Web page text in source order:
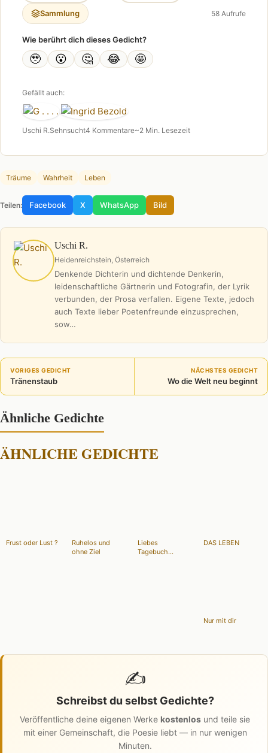
Sammlung 58 Aufrufe
Wie berührt dich dieses Gedicht?
🥹 😮 🤔 😂 🤩
Gefällt auch:
Uschi R.Sehnsucht4 Kommentare~2 Min. Lesezeit
Träume Wahrheit Leben
Teilen: Facebook X WhatsApp Bild
Uschi R.
Heidenreichstein, Österreich
Denkende Dichterin und dichtende Denkerin,
leidenschaftliche Gärtnerin und Fotografin, der Lyrik
verbunden, der Prosa verfallen. Eigene Texte, jedoch
auch Texte lieber Poetenfreunde einzusprechen,
sow…
VORIGES GEDICHT
Tränenstaub
NÄCHSTES GEDICHT
Wo die Welt neu beginnt
Ähnliche Gedichte
ÄHNLICHE GEDICHTE
Frust oder Lust ?
Ruhelos und
ohne Ziel
Liebes
Tagebuch...
DAS LEBEN
Nur mit dir
✍️
Schreibst du selbst Gedichte?
Veröffentliche deine eigenen Werke kostenlos und teile sie
mit einer Gemeinschaft, die Poesie liebt — in nur wenigen
Minuten.